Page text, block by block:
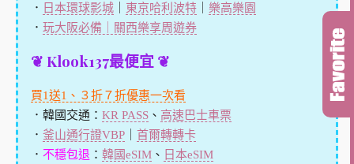
． 日本環球影城｜ 東京哈利波特｜ 樂高樂園
． 玩大阪必備｜關西樂享周遊券
❦ Klook137最便宜 ❦
買1送1、３折７折優惠一次看
．韓國交通： KR PASS、 高速巴士車票
． 釜山通行證VBP｜ 首爾轉轉卡
． 不穩包退 ： 韓國eSIM、 日本eSIM